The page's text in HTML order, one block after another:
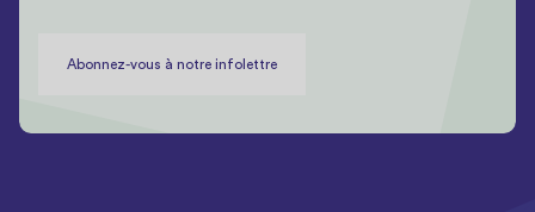
Abonnez-vous à notre infolettre